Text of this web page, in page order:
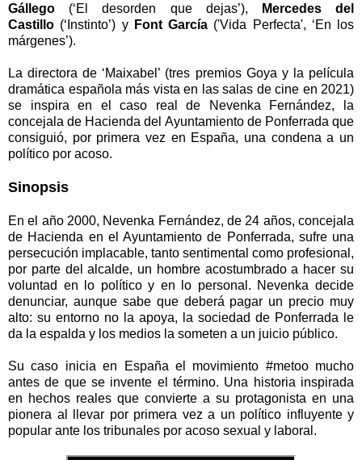
Gállego (‘El desorden que dejas’),
Mercedes del
Castillo (‘Instinto’) y Font García ('Vida Perfecta', ‘En los
márgenes’).
La directora de ‘Maixabel’ (tres premios Goya y la película
dramática española más vista en las salas de cine en 2021)
se inspira en el caso real de Nevenka Fernández, la
concejala de Hacienda del Ayuntamiento de Ponferrada que
consiguió, por primera vez en España, una condena a un
político por acoso.
Sinopsis
En el año 2000, Nevenka Fernández, de 24 años, concejala
de Hacienda en el Ayuntamiento de Ponferrada, sufre una
persecución implacable, tanto sentimental como profesional,
por parte del alcalde, un hombre acostumbrado a hacer su
voluntad en lo político y en lo personal. Nevenka decide
denunciar, aunque sabe que deberá pagar un precio muy
alto: su entorno no la apoya, la sociedad de Ponferrada le
da la espalda y los medios la someten a un juicio público.
Su caso inicia en España el movimiento #metoo mucho
antes de que se invente el término. Una historia inspirada
en hechos reales que convierte a su protagonista en una
pionera al llevar por primera vez a un político influyente y
popular ante los tribunales por acoso sexual y laboral.